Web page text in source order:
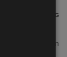
TÁVOLSÁG
0,27 km